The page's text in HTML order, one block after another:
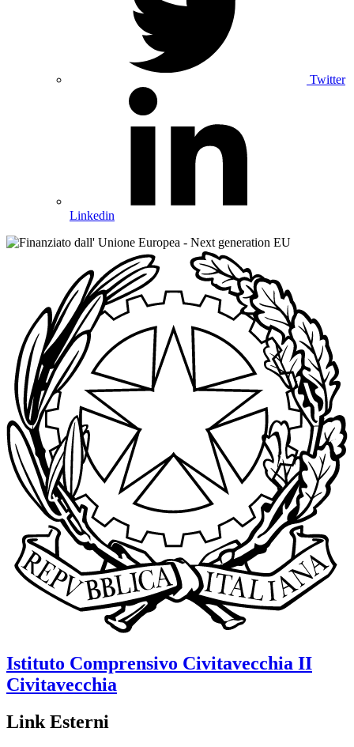
Twitter
Linkedin
Istituto Comprensivo Civitavecchia II
Civitavecchia
Link Esterni